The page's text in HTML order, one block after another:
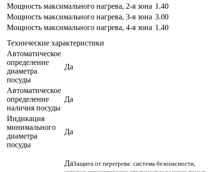
Мощность максимального нагрева, 2-я зона 1.40
Мощность максимального нагрева, 3-я зона 3.00
Мощность максимального нагрева, 4-я зона 1.40
Технические характеристики
Автоматическое
определение
диаметра
посуды
Да
Автоматическое
определение
наличия посуды
Да
Индикация
минимального
диаметра
посуды
Да
ДаЗащита от перегрева: система безопасности,